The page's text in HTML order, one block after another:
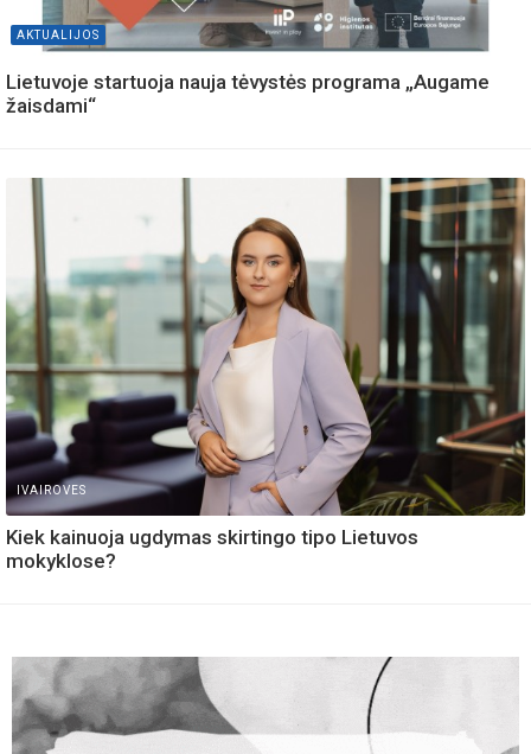
AKTUALIJOS
Lietuvoje startuoja nauja tėvystės programa „Augame
žaisdami“
IVAIROVES
Kiek kainuoja ugdymas skirtingo tipo Lietuvos
mokyklose?